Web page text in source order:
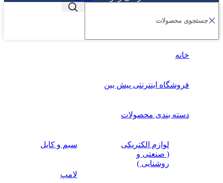
خانه
فروشگاه اینترنتی پیش بین
دسته بندی محصولات
لوازم الکتریکی
( صنعتی و
روشنایی )
سیم و کابل
لامپ